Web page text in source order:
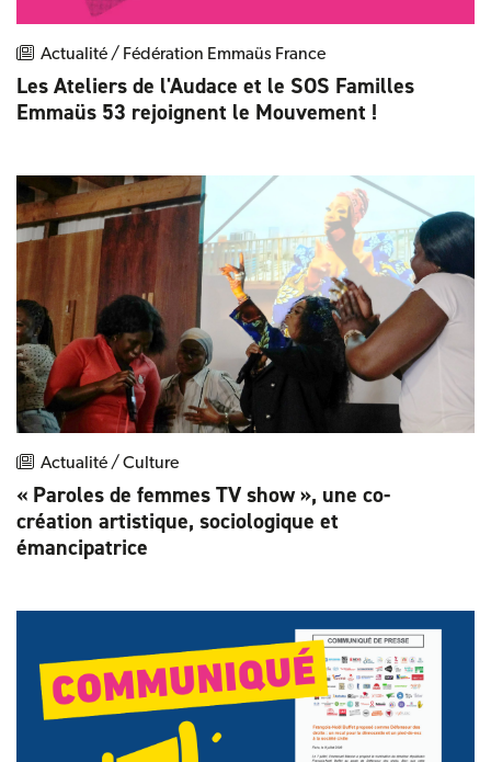
Actualité / Fédération Emmaüs France
Les Ateliers de l'Audace et le SOS Familles
Emmaüs 53 rejoignent le Mouvement !
Actualité / Culture
« Paroles de femmes TV show », une co-
création artistique, sociologique et
émancipatrice